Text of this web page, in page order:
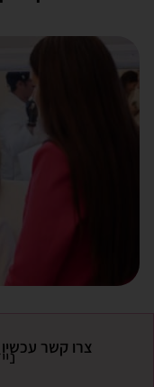
צרו קשר נייד: